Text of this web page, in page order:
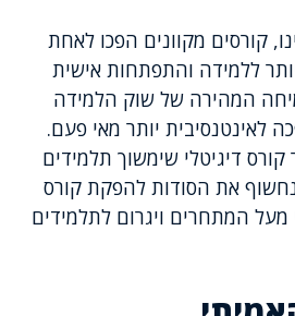
קורסים מקוונים הפכו לאחת
ללמידה והתפתחות אישית
המהירה של שוק הלמידה
לאינטנסיבית יותר מאי פעם.
קורס דיגיטלי שימשוך תלמידים
את הסודות להפקת קורס
מעל המתחרים ויגרום לתלמידים